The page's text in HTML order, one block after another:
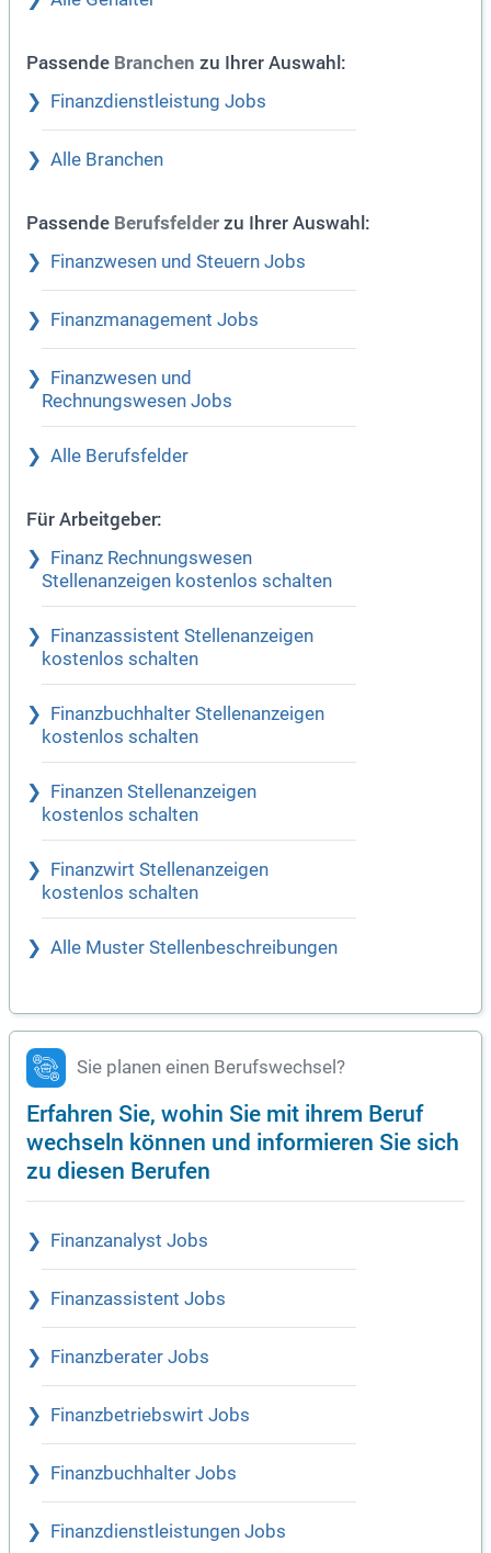
Passende Branchen zu Ihrer Auswahl:
Finanzdienstleistung Jobs
Alle Branchen
Passende Berufsfelder zu Ihrer Auswahl:
Finanzwesen und Steuern Jobs
Finanzmanagement Jobs
Finanzwesen und
Rechnungswesen Jobs
Alle Berufsfelder
Für Arbeitgeber:
Finanz Rechnungswesen
Stellenanzeigen kostenlos schalten
Finanzassistent Stellenanzeigen
kostenlos schalten
Finanzbuchhalter Stellenanzeigen
kostenlos schalten
Finanzen Stellenanzeigen
kostenlos schalten
Finanzwirt Stellenanzeigen
kostenlos schalten
Alle Muster Stellenbeschreibungen
Sie planen einen Berufswechsel?
Erfahren Sie, wohin Sie mit ihrem Beruf
wechseln können und informieren Sie sich
zu diesen Berufen
Finanzanalyst Jobs
Finanzassistent Jobs
Finanzberater Jobs
Finanzbetriebswirt Jobs
Finanzbuchhalter Jobs
Finanzdienstleistungen Jobs